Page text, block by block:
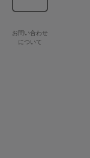
お問い合わせ
について